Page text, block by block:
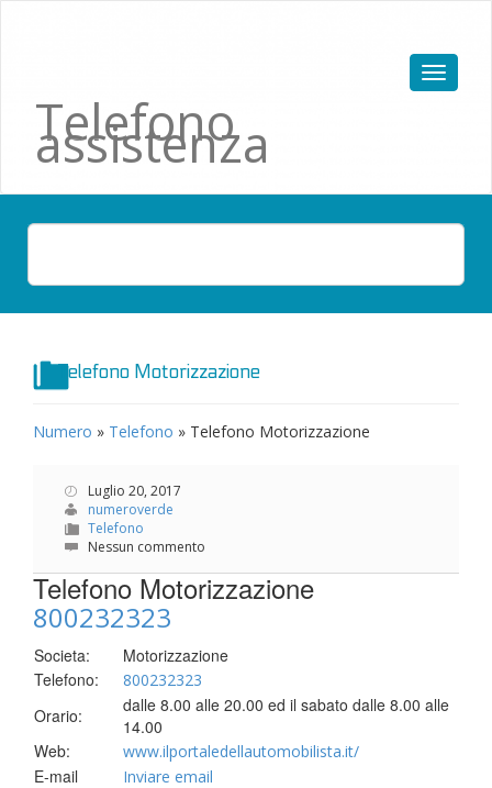
Telefono
assistenza
Telefono Motorizzazione
Numero » Telefono » Telefono Motorizzazione
Luglio 20, 2017
numeroverde
Telefono
Nessun commento
Telefono Motorizzazione
800232323
Societa:
Motorizzazione
Telefono:
800232323
Orario:
dalle 8.00 alle 20.00 ed il sabato dalle 8.00 alle
14.00
Web:
www.ilportaledellautomobilista.it/
E-mail Inviare email